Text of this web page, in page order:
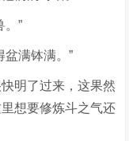
。”
盆满钵满。”
明了过来，这果然
想要修炼斗之气还